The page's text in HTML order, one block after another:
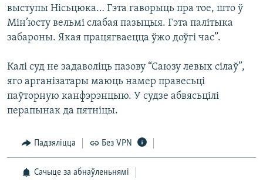
выступы Нісьцюка… Гэта гаворыць пра тое, што ў
Мін’юсту вельмі слабая пазыцыя. Гэта палітыка
забароны. Якая працягваецца ўжо доўгі час”.
Калі суд не задаволіць пазову “Саюзу левых сілаў”,
яго арганізатары маюць намер правесьці
паўторную канфэрэнцыю. У судзе абвясьцілі
перапынак да пятніцы.
Падзяліцца Без VPN
Сачыце за абнаўленьнямі